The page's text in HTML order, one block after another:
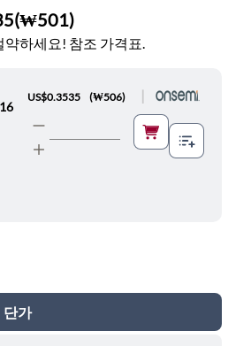
(₩501)
약하세요! 참조 가격표.
US$0.3535 (₩506)
단가